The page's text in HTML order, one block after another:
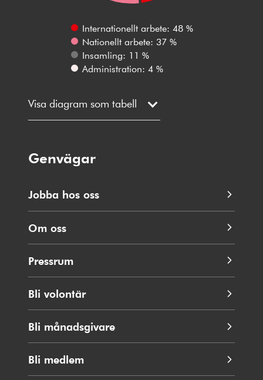
Internationellt arbete: 48 %
Nationellt arbete: 37 %
Insamling: 11 %
Administration: 4 %
Visa diagram som tabell
Genvägar
Jobba hos oss
Om oss
Pressrum
Bli volontär
Bli månadsgivare
Bli medlem